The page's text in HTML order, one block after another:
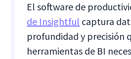
El software de
de Insightful captura
profundidad y precisión
herramientas de BI